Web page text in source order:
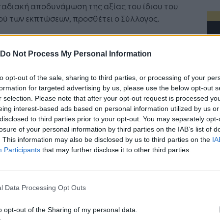
Do Not Process My Personal Information
opt-out of the sale, sharing to third parties, or processing of your
for targeted advertising by us, please use the below opt-out
selection. Please note that after your opt-out request is processed
interest-based ads based on personal information utilized by us
to third parties prior to your opt-out. You may separately
of your personal information by third parties on the IAB’s list of
This information may also be disclosed by us to third parties on the
Participants that may further disclose it to other third parties.
Data Processing Opt Outs
opt-out of the Sharing of my personal data.
αποδυνάμωση της αξίας του ίδιου του
των εκπτώσεων, προσθέτει ο Σύλλογος.
ότι σημαντικό μέρος των καταναλωτών
το πραγματικό ύψος των μειώσεων ή
ότι οι προσφορές δεν ανταποκρίνονται
στις προσδοκίες. Η έλλειψη εμπιστοσύνης
τόσο την αγοραστική συμπεριφορά, όσο και
την εικόνα της αγοράς και υπονομεύει τον
τονίζει.
αναγκαίο να ανοίξει ένας θεσμικός,
και ουσιαστικός διάλογος με την
πλαίσιο εκπτώσεων, που θα
Νοημοσύνη: το νέο
Οι προσλήψεις αλλάζουν: To